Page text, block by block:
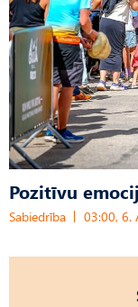
Pozitīvu
Sabiedrība 03:00, 6.